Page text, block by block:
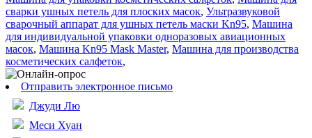
сварки ушных петель для плоских масок, Ультразвуковой
сварочный аппарат для ушных петель маски Kn95, Машина
для индивидуальной упаковки одноразовых авиационных
масок, Машина Kn95 Mask Master, Машина для производства
косметических салфеток,
Отправить электронное письмо
Джуди Лю
Меси Хуан